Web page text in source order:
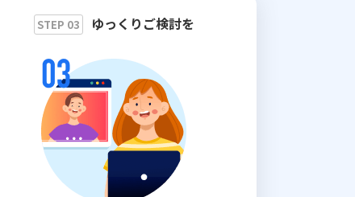
STEP 03 ゆっくりご検討を